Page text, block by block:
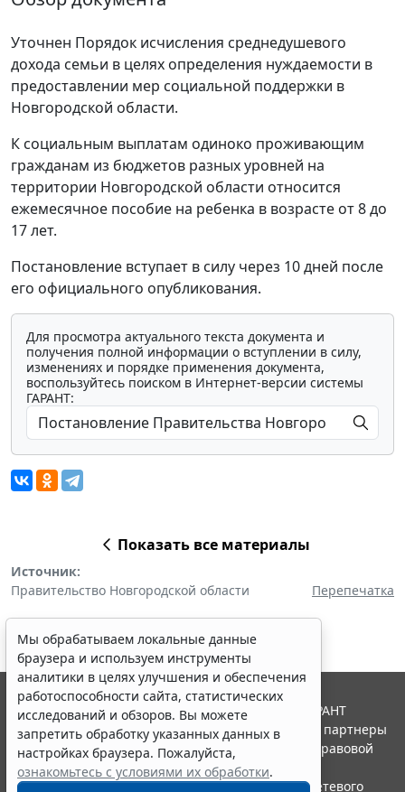
Уточнен Порядок исчисления среднедушевого
дохода семьи в целях определения нуждаемости в
предоставлении мер социальной поддержки в
Новгородской области.
К социальным выплатам одиноко проживающим
гражданам из бюджетов разных уровней на
территории Новгородской области относится
ежемесячное пособие на ребенка в возрасте от 8 до
17 лет.
Постановление вступает в силу через 10 дней после
его официального опубликования.
Для просмотра актуального текста документа и
получения полной информации о вступлении в силу,
изменениях и порядке применения документа,
воспользуйтесь поиском в Интернет-версии системы
ГАРАНТ:
Показать все материалы
Источник:
Правительство Новгородской области
Перепечатка
Мы обрабатываем локальные данные
браузера и используем инструменты
аналитики в целях улучшения и обеспечения
работоспособности сайта, статистических
исследований и обзоров. Вы можете
запретить обработку указанных данных в
настройках браузера. Пожалуйста,
ознакомьтесь с условиями их обработки.
© ООО "НПП "ГАРАНТ-СЕРВИС", 2026. Система ГАРАНТ
выпускается с 1990 года. Компания "Гарант" и ее партнеры
являются участниками Российской ассоциации правовой
информации ГАРАНТ.
Портал ГАРАНТ.РУ зарегистрирован в качестве сетевого